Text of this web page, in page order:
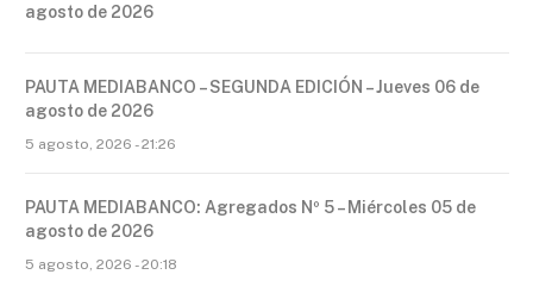
agosto de 2026
PAUTA MEDIABANCO – SEGUNDA EDICIÓN – Jueves 06 de
agosto de 2026
5 agosto, 2026 - 21:26
PAUTA MEDIABANCO: Agregados Nº 5 – Miércoles 05 de
agosto de 2026
5 agosto, 2026 - 20:18